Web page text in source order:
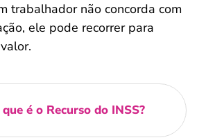
trabalhador não concorda com
ele pode recorrer para
é o Recurso do INSS?